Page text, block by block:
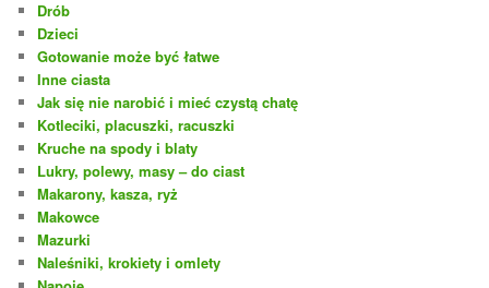
Drób
Dzieci
Gotowanie może być łatwe
Inne ciasta
Jak się nie narobić i mieć czystą chatę
Kotleciki, placuszki, racuszki
Kruche na spody i blaty
Lukry, polewy, masy – do ciast
Makarony, kasza, ryż
Makowce
Mazurki
Naleśniki, krokiety i omlety